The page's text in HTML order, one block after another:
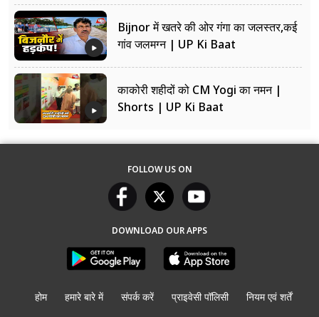
Bijnor में खतरे की ओर गंगा का जलस्तर,कई
गांव जलमग्न | UP Ki Baat
काकोरी शहीदों को CM Yogi का नमन |
Shorts | UP Ki Baat
FOLLOW US ON
DOWNLOAD OUR APPS
होम हमारे बारे में संपर्क करें प्राइवेसी पॉलिसी नियम एवं शर्तें